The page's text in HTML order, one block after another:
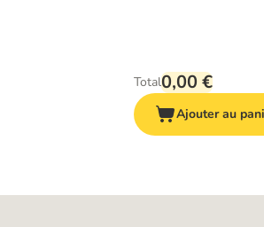
Total0,00 €
Ajouter au